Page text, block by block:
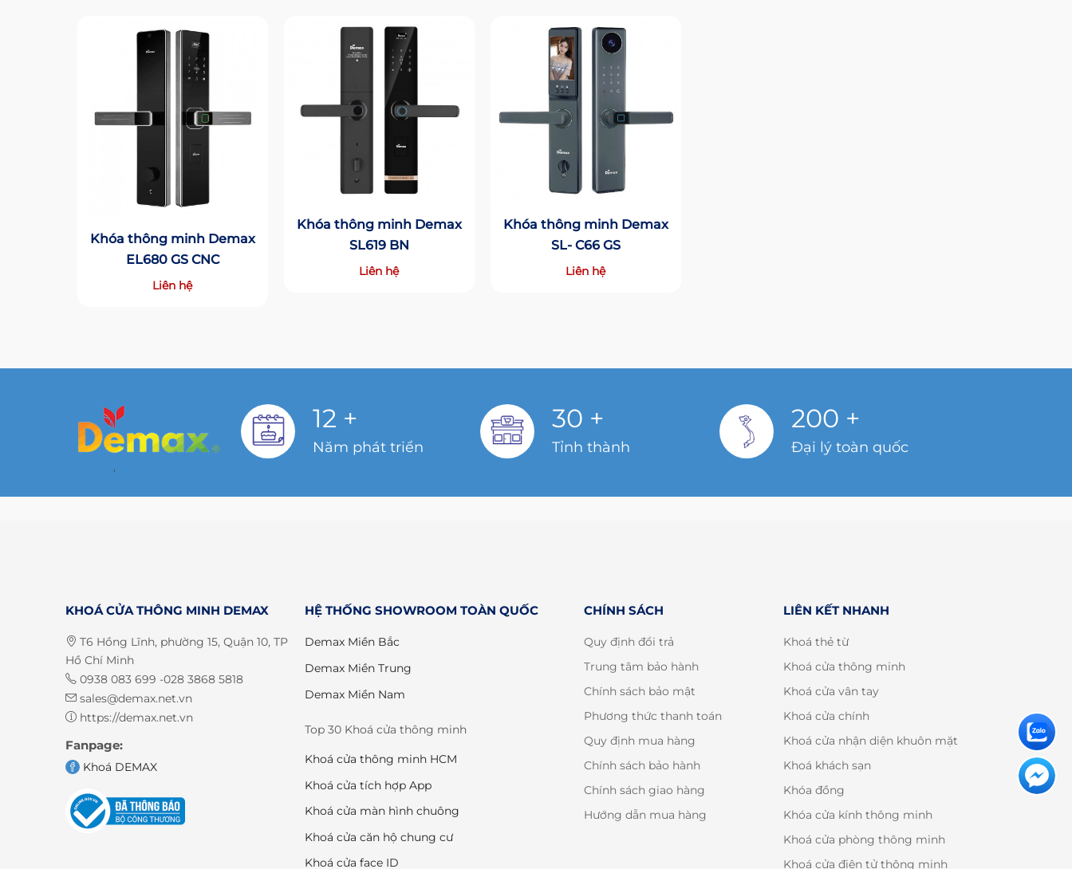
Khóa thông minh Demax
EL680 GS CNC
Liên hệ
Khóa thông minh Demax
SL619 BN
Liên hệ
Khóa thông minh Demax
SL- C66 GS
Liên hệ
12 +
Năm phát triển
30 +
Tỉnh thành
200 +
Đại lý toàn quốc
KHOÁ CỬA THÔNG MINH DEMAX
T6 Hồng Lĩnh, phường 15, Quận 10, TP
Hồ Chí Minh
0938 083 699 -028 3868 5818
sales@demax.net.vn
https://demax.net.vn
Fanpage:
Khoá DEMAX
HỆ THỐNG SHOWROOM TOÀN QUỐC
Demax Miền Bắc
Demax Miền Trung
Demax Miền Nam
Top 30 Khoá cửa thông minh
Khoá cửa thông minh HCM
Khoá cửa tích hợp App
Khoá cửa màn hình chuông
Khoá cửa căn hộ chung cư
Khoá cửa face ID
CHÍNH SÁCH
Quy định đổi trả
Trung tâm bảo hành
Chính sách bảo mật
Phương thức thanh toán
Quy định mua hàng
Chính sách bảo hành
Chính sách giao hàng
Hướng dẫn mua hàng
LIÊN KẾT NHANH
Khoá thẻ từ
Khoá cửa thông minh
Khoá cửa vân tay
Khoá cửa chính
Khoá cửa nhận diện khuôn mặt
Khoá khách sạn
Khóa đồng
Khóa cửa kính thông minh
Khoá cửa phòng thông minh
Khoá cửa điện tử thông minh